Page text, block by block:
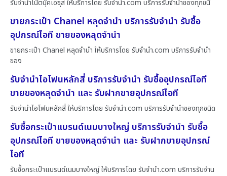
รับจำนำโน๊ตบุ๊คเอซุส ให้บริการโดย รับจํานํา.com บริการรับจำนำของทุกชนิ
ขายกระเป๋า Chanel หลุดจำนำ บริการรับจำนำ รับซื้อ
อุปกรณ์ไอที ขายของหลุดจำนำ
ขายกระเป๋า Chanel หลุดจำนำ ให้บริการโดย รับจํานํา.com บริการรับจำนำ
ของ
รับจำนำไอโฟนหลักสี่ บริการรับจำนำ รับซื้ออุปกรณ์ไอที
ขายของหลุดจำนำ และ รับฝากขายอุปกรณ์ไอที
รับจำนำไอโฟนหลักสี่ ให้บริการโดย รับจํานํา.com บริการรับจำนำของทุกชนิด
รับซื้อกระเป๋าแบรนด์เนมบางใหญ่ บริการรับจำนำ รับซื้อ
อุปกรณ์ไอที ขายของหลุดจำนำ และ รับฝากขายอุปกรณ์
ไอที
รับซื้อกระเป๋าแบรนด์เนมบางใหญ่ ให้บริการโดย รับจํานํา.com บริการรับจำน